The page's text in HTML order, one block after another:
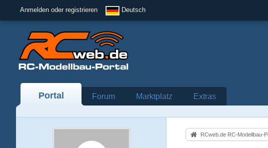
Anmelden oder registrieren Deutsch
Portal Forum Marktplatz Extras
RCweb.de RC-Modellbau-